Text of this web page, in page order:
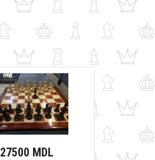
27500 MDL